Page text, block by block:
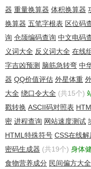
器 重量换算器 体积换算器
换算器 五笔字根表 区位码
询 仓颉编码查询 中文电码
义词大全 反义词大全 在线
字吉凶预测 脑筋急转弯 中
器 QQ价值评估 外星体重
大全 绕口令大全 (共15个)
戳转换 ASCII码对照表
密 进程查询 网站速度测试
HTML特殊符号 CSS在线
密码生成器 (共19个) 身体
食物营养成分 民间偏方大全